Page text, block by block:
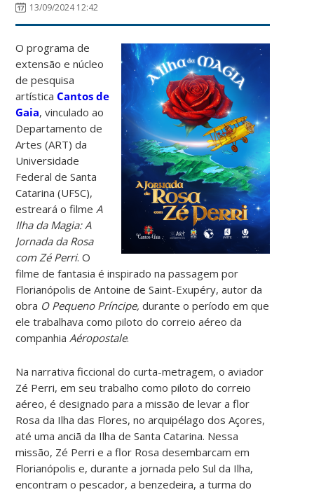
13/09/2024 12:42
O programa de
extensão e núcleo
de pesquisa
artísticaCantos de
Gaia, vinculado ao
Departamento de
Artes (ART) da
Universidade
Federal de Santa
Catarina (UFSC),
estreará o filme A
Ilha da Magia: A
Jornada da Rosa
com Zé Perri. O
filme de fantasia é inspirado na passagem por
Florianópolis de Antoine de Saint-Exupéry, autor da
obra O Pequeno Príncipe, durante o período em que
ele trabalhava como piloto do correio aéreo da
companhia Aéropostale.
Na narrativa ficcional do curta-metragem, o aviador
Zé Perri, em seu trabalho como piloto do correio
aéreo, é designado para a missão de levar a flor
Rosa da Ilha das Flores, no arquipélago dos Açores,
até uma anciã da Ilha de Santa Catarina. Nessa
missão, Zé Perri e a flor Rosa desembarcam em
Florianópolis e, durante a jornada pelo Sul da Ilha,
encontram o pescador, a benzedeira, a turma do